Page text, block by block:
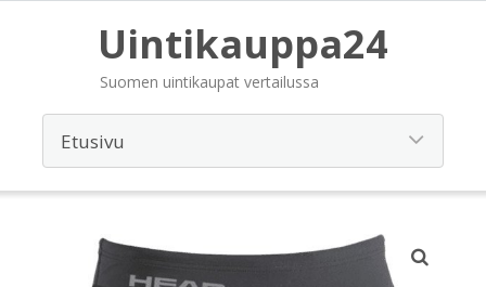
Uintikauppa24
Suomen uintikaupat vertailussa